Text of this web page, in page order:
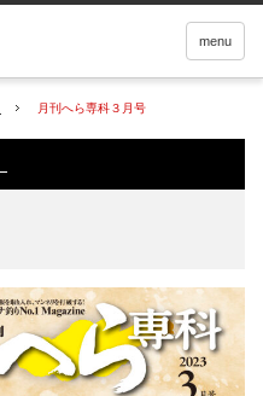
menu
月刊へら専科３月号